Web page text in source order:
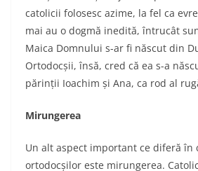
catolicii folosesc azime, la fel ca
mai au o dogmă inedită, întrucât
Maica Domnului s-ar fi născut din
Ortodocșii, însă, cred că ea s-a
părinții Ioachim și Ana, ca rod al
Mirungerea
Un alt aspect important ce diferă în
ortodocșilor este mirungerea.